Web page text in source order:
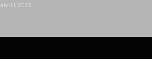
abril 1, 2026